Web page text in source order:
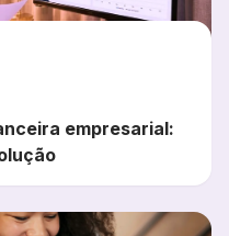
empresarial: